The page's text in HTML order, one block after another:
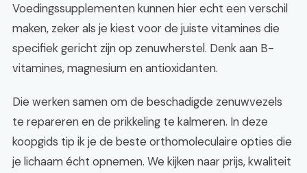
Voedingssupplementen kunnen hier echt een verschil
maken, zeker als je kiest voor de juiste vitamines die
specifiek gericht zijn op zenuwherstel. Denk aan B-
vitamines, magnesium en antioxidanten.
Die werken samen om de beschadigde zenuwvezels
te repareren en de prikkeling te kalmeren. In deze
koopgids tip ik je de beste orthomoleculaire opties die
je lichaam écht opnemen. We kijken naar prijs, kwaliteit